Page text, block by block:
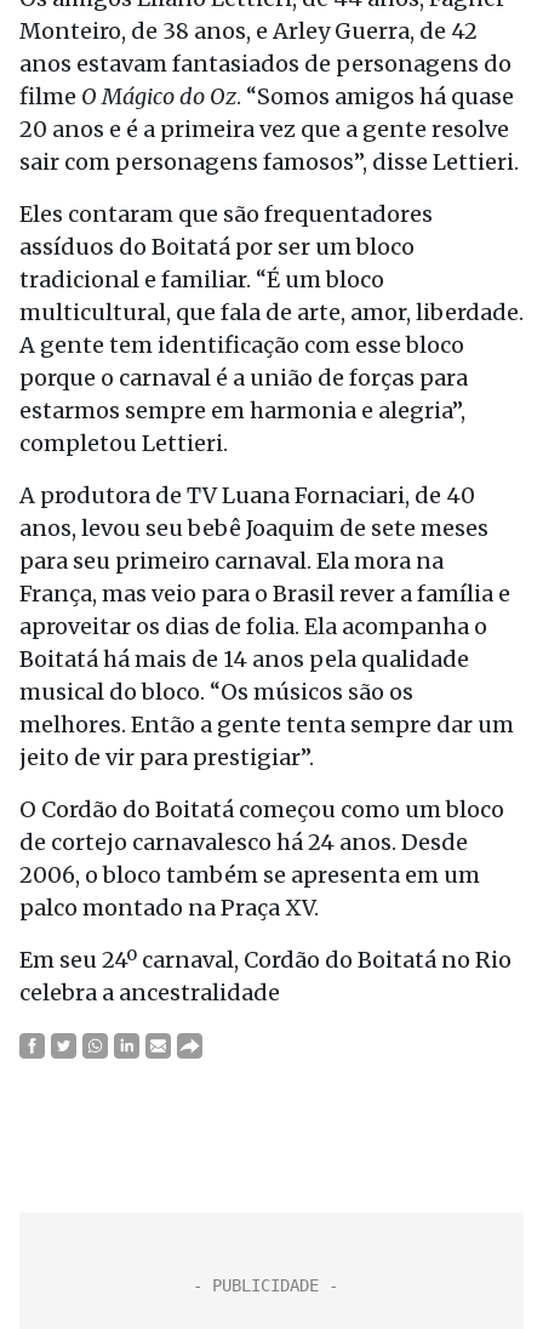
Monteiro, de 38 anos, e Arley Guerra, de 42
anos estavam fantasiados de personagens do
filme O Mágico do Oz. “Somos amigos há quase
20 anos e é a primeira vez que a gente resolve
sair com personagens famosos”, disse Lettieri.
Eles contaram que são frequentadores
assíduos do Boitatá por ser um bloco
tradicional e familiar. “É um bloco
multicultural, que fala de arte, amor, liberdade.
A gente tem identificação com esse bloco
porque o carnaval é a união de forças para
estarmos sempre em harmonia e alegria”,
completou Lettieri.
A produtora de TV Luana Fornaciari, de 40
anos, levou seu bebê Joaquim de sete meses
para seu primeiro carnaval. Ela mora na
França, mas veio para o Brasil rever a família e
aproveitar os dias de folia. Ela acompanha o
Boitatá há mais de 14 anos pela qualidade
musical do bloco. “Os músicos são os
melhores. Então a gente tenta sempre dar um
jeito de vir para prestigiar”.
O Cordão do Boitatá começou como um bloco
de cortejo carnavalesco há 24 anos. Desde
2006, o bloco também se apresenta em um
palco montado na Praça XV.
Em seu 24º carnaval, Cordão do Boitatá no Rio
celebra a ancestralidade